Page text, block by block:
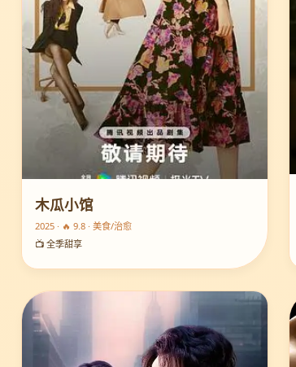
木瓜小馆
2025 · 🔥 9.8 · 美食/治愈
📺 全季甜享